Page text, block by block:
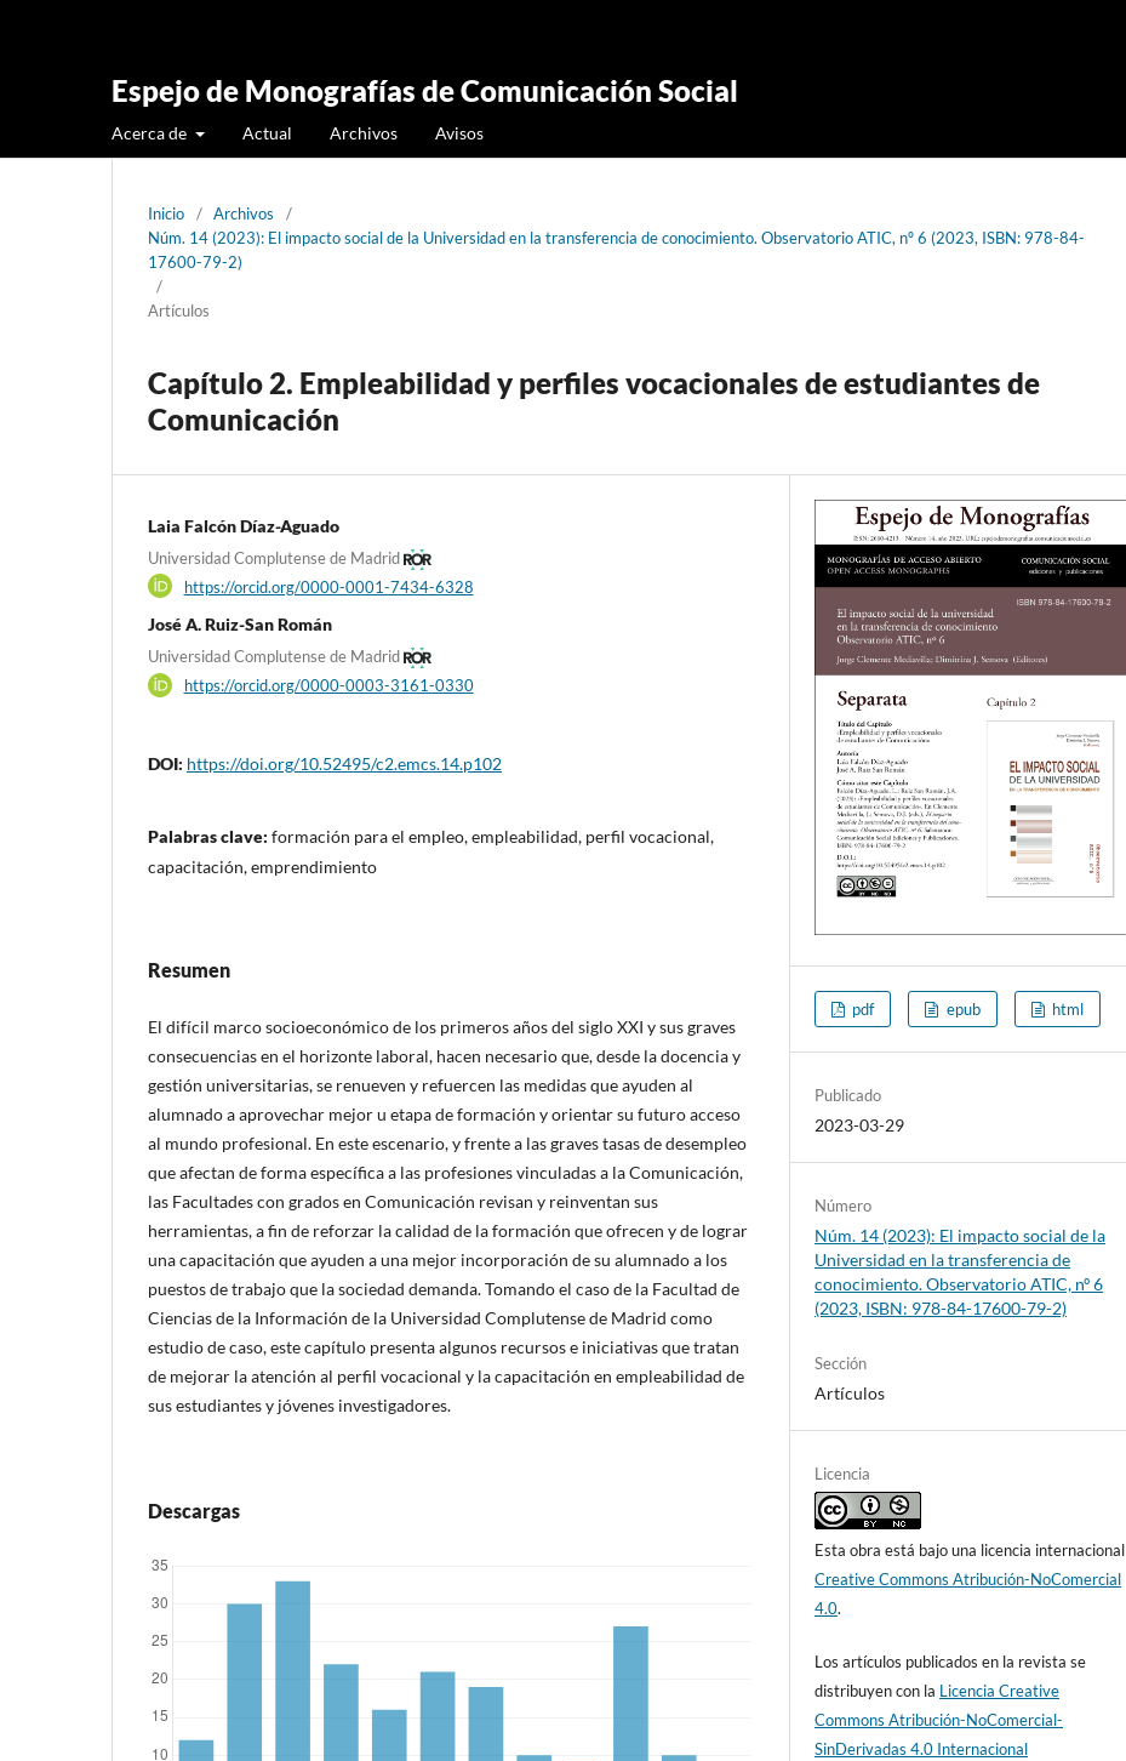
Espejo de Monografías de Comunicación Social
Acerca de Actual Archivos Avisos
Inicio / Archivos
/
Núm. 14 (2023): El impacto social de la Universidad en la transferencia de conocimiento. Observatorio ATIC, nº 6 (2023, ISBN: 978-84-
17600-79-2)
/
Artículos
Capítulo 2. Empleabilidad y perfiles vocacionales de estudiantes de
Comunicación
Laia Falcón Díaz-Aguado
Universidad Complutense de Madrid
https://orcid.org/0000-0001-7434-6328
José A. Ruiz-San Román
Universidad Complutense de Madrid
https://orcid.org/0000-0003-3161-0330
DOI: https://doi.org/10.52495/c2.emcs.14.p102
Palabras clave: formación para el empleo, empleabilidad, perfil vocacional,
capacitación, emprendimiento
Resumen
El difícil marco socioeconómico de los primeros años del siglo XXI y sus graves
consecuencias en el horizonte laboral, hacen necesario que, desde la docencia y
gestión universitarias, se renueven y refuercen las medidas que ayuden al
alumnado a aprovechar mejor u etapa de formación y orientar su futuro acceso
al mundo profesional. En este escenario, y frente a las graves tasas de desempleo
que afectan de forma específica a las profesiones vinculadas a la Comunicación,
las Facultades con grados en Comunicación revisan y reinventan sus
herramientas, a fin de reforzar la calidad de la formación que ofrecen y de lograr
una capacitación que ayuden a una mejor incorporación de su alumnado a los
puestos de trabajo que la sociedad demanda. Tomando el caso de la Facultad de
Ciencias de la Información de la Universidad Complutense de Madrid como
estudio de caso, este capítulo presenta algunos recursos e iniciativas que tratan
de mejorar la atención al perfil vocacional y la capacitación en empleabilidad de
sus estudiantes y jóvenes investigadores.
Descargas
pdf epub html
Publicado
2023-03-29
Número
Núm. 14 (2023): El impacto social de la
Universidad en la transferencia de
conocimiento. Observatorio ATIC, nº 6
(2023, ISBN: 978-84-17600-79-2)
Sección
Artículos
Licencia
Esta obra está bajo una licencia internacional
Creative Commons Atribución-NoComercial
4.0.
Los artículos publicados en la revista se
distribuyen con la Licencia Creative
Commons Atribución-NoComercial-
SinDerivadas 4.0 Internacional